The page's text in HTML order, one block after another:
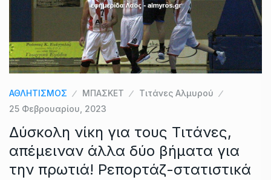
ΑΘΛΗΤΙΣΜΟΣ ΜΠΑΣΚΕΤ
Τιτάνες Αλμυρού
25 Φεβρουαρίου, 2023
Δύσκολη νίκη για τους Τιτάνες,
απέμειναν άλλα δύο βήματα για
την πρωτιά! Ρεπορτάζ-στατιστικά